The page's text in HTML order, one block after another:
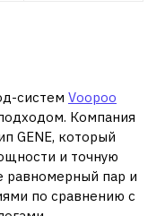
систем Voopoo
Компания
GENE, который
и точную
равномерный пар и
по сравнению с